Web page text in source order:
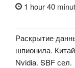
1 hour 40
Раскрытие
шпионила.
Nvidia. SBF сел.